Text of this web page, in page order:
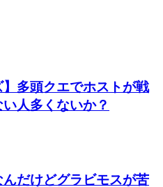
】多頭クエでホストが戦
人多くないか？
だけどグラビモスが苦